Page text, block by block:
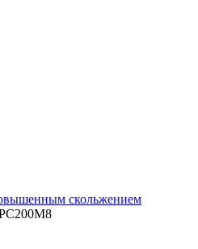
скольжением